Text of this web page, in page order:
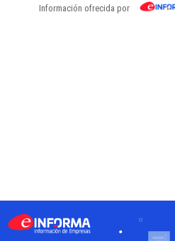
Información ofrecida por